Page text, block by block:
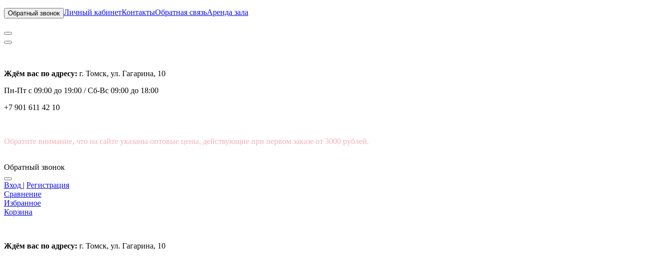
Обратный звонок Личный кабинетКонтактыОбратная связьАренда зала
Ждём вас по адресу: г. Томск, ул. Гагарина, 10
Пн-Пт с 09:00 до 19:00 /Сб-Вс 09:00 до 18:00
+7 901 611 42 10
Обратите внимание, что на сайте указаны оптовые цены, действующие при первом заказе от 3000 рублей.
Обратный звонок
Вход | Регистрация
Сравнение
Избранное
Корзина
Ждём вас по адресу: г. Томск, ул. Гагарина, 10